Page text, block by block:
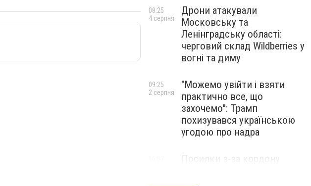
Дрони атакували
Московську та
Ленінградську області:
черговий склад Wildberries у
вогні та диму
08:25
4 серпня
"Можемо увійти і взяти
практично все, що
захочемо": Трамп
похизувався українською
угодою про надра
09:25
2 серпня
Посилки з-за кордону